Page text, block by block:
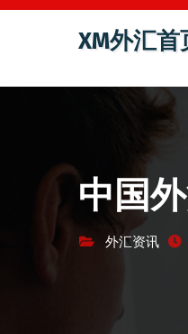
跳
容
XM外汇首
中国
外汇资讯